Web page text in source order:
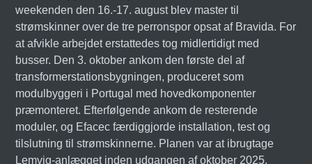
weekenden den 16.-17. august blev master til
strømskinner over de tre perronspor opsat af Bravida. For
at afvikle arbejdet erstattedes tog midlertidigt med
busser. Den 3. oktober ankom den første del af
transformerstationsbygningen, produceret som
modulbyggeri i Portugal med hovedkomponenter
præmonteret. Efterfølgende ankom de resterende
moduler, og Efacec færdiggjorde installation, test og
tilslutning til strømskinnerne. Planen var at ibrugtage
Lemvig-anlægget inden udgangen af oktober 2025.